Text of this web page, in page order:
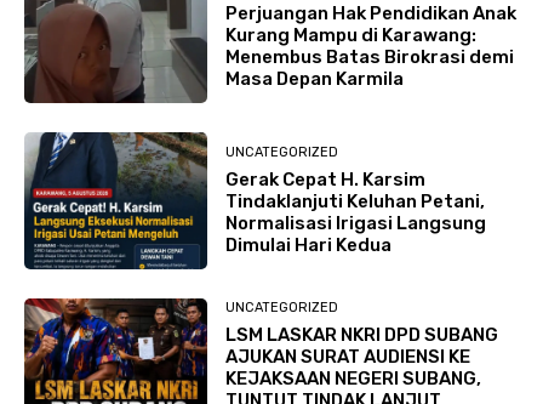
Perjuangan Hak Pendidikan Anak
Kurang Mampu di Karawang:
Menembus Batas Birokrasi demi
Masa Depan Karmila
UNCATEGORIZED
Gerak Cepat H. Karsim
Tindaklanjuti Keluhan Petani,
Normalisasi Irigasi Langsung
Dimulai Hari Kedua
UNCATEGORIZED
LSM LASKAR NKRI DPD SUBANG
AJUKAN SURAT AUDIENSI KE
KEJAKSAAN NEGERI SUBANG,